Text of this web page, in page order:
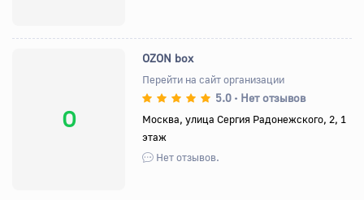
O
OZON box
Перейти на сайт организации
5.0 • Нет отзывов
Москва, улица Сергия Радонежского, 2, 1
этаж
Нет отзывов.